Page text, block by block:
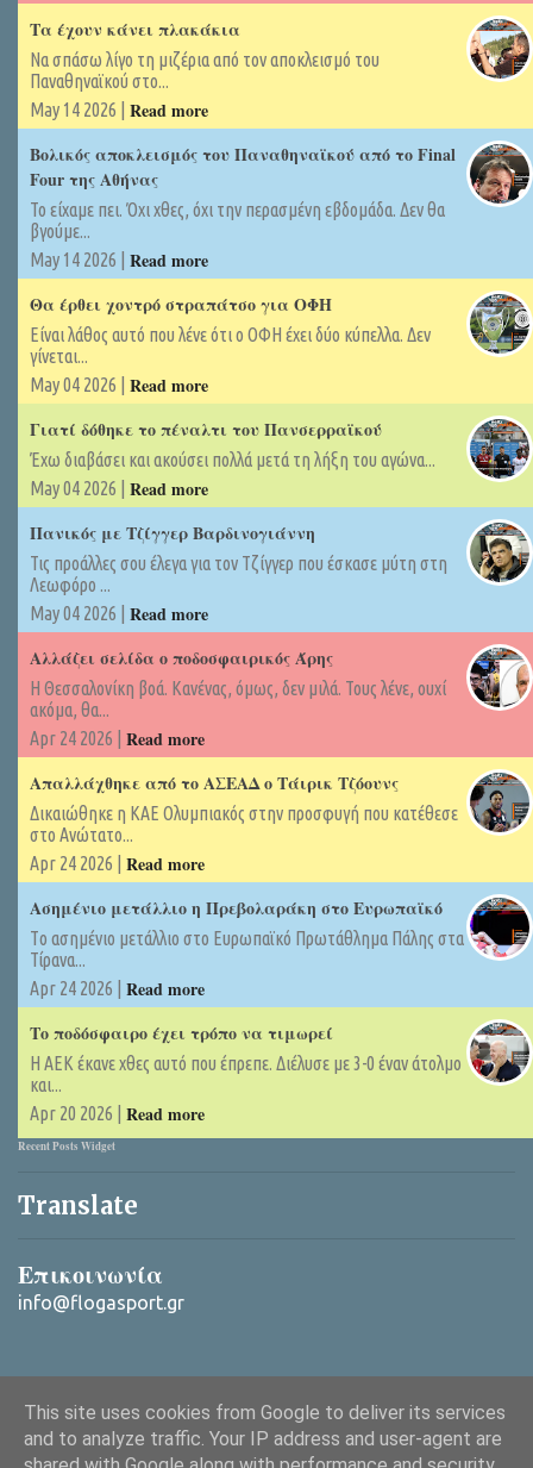
Τα έχουν κάνει πλακάκια
Να σπάσω λίγο τη μιζέρια από τον αποκλεισμό του
Παναθηναϊκού στο...
May 14 2026 | Read more
Βολικός αποκλεισμός του Παναθηναϊκού από το Final
Four της Αθήνας
Το είχαμε πει. Όχι χθες, όχι την περασμένη εβδομάδα. Δεν θα
βγούμε...
May 14 2026 | Read more
Θα έρθει χοντρό στραπάτσο για ΟΦΗ
Είναι λάθος αυτό που λένε ότι ο ΟΦΗ έχει δύο κύπελλα. Δεν
γίνεται...
May 04 2026 | Read more
Γιατί δόθηκε το πέναλτι του Πανσερραϊκού
Έχω διαβάσει και ακούσει πολλά μετά τη λήξη του αγώνα...
May 04 2026 | Read more
Πανικός με Τζίγγερ Βαρδινογιάννη
Τις προάλλες σου έλεγα για τον Τζίγγερ που έσκασε μύτη στη
Λεωφόρο ...
May 04 2026 | Read more
Αλλάζει σελίδα ο ποδοσφαιρικός Άρης
Η Θεσσαλονίκη βοά. Κανένας, όμως, δεν μιλά. Τους λένε, ουχί
ακόμα, θα...
Apr 24 2026 | Read more
Απαλλάχθηκε από το ΑΣΕΑΔ ο Τάιρικ Τζόουνς
Δικαιώθηκε η ΚΑΕ Ολυμπιακός στην προσφυγή που κατέθεσε
στο Ανώτατο...
Apr 24 2026 | Read more
Ασημένιο μετάλλιο η Πρεβολαράκη στο Ευρωπαϊκό
Tο ασημένιο μετάλλιο στο Ευρωπαϊκό Πρωτάθλημα Πάλης στα
Τίρανα...
Apr 24 2026 | Read more
Το ποδόσφαιρο έχει τρόπο να τιμωρεί
Η ΑΕΚ έκανε χθες αυτό που έπρεπε. Διέλυσε με 3-0 έναν άτολμο
και...
Apr 20 2026 | Read more
Recent Posts Widget
Translate
Επικοινωνία
info@flogasport.gr
This site uses cookies from Google to deliver its services
and to analyze traffic. Your IP address and user-agent are